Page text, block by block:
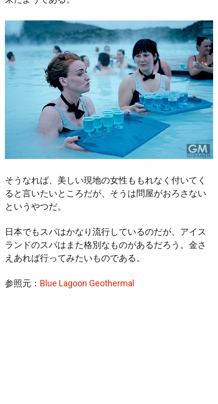
そうなれば、美しい現地の女性ももれなく付いてく
ると言いたいところだが、そうは問屋がおろさない
というやつだ。
日本でもスパはかなり流行しているのだが、アイス
ランドのスパはまた格別なものがあるだろう。金さ
えあれば行ってみたいものである。
参照元： Blue Lagoon Geothermal